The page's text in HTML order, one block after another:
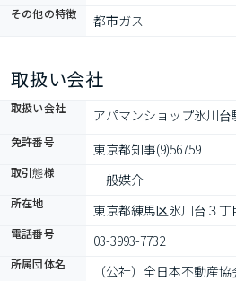
その他の特徴 都市ガス
取扱い会社
取扱い会社 アパマンショップ氷川
免許番号 東京都知事(9)56759
取引態様 一般媒介
所在地 東京都練馬区氷川台３丁
電話番号 03-3993-7732
所属団体名
（公社）全日本不動産